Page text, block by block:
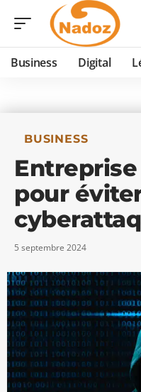
Business Digital
BUSINESS
Entreprise
pour
5 septembre 2024